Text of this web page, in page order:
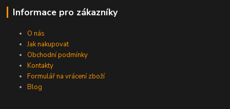
Informace pro zákazníky
O nás
Jak nakupovat
Obchodní podmínky
Kontakty
Formulář na vrácení zboží
Blog